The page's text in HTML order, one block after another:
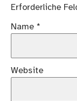
Erforderliche
Name *
Website